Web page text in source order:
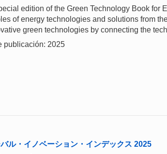
edition of the Green Technology Book for
of energy technologies and solutions from
green technologies by connecting the
publicación: 2025
ル・イノベーション・インデックス 2025